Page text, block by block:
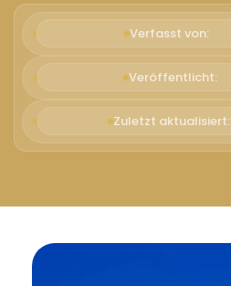
Verfasst von:
Veröffentlicht:
Zuletzt aktualisiert: